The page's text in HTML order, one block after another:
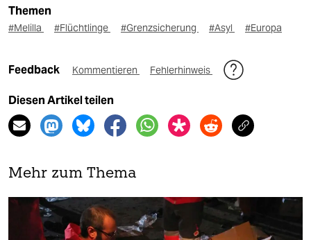
Themen
#Melilla #Flüchtlinge #Grenzsicherung #Asyl #Europa
Feedback Kommentieren Fehlerhinweis
Diesen Artikel teilen
Mehr zum Thema